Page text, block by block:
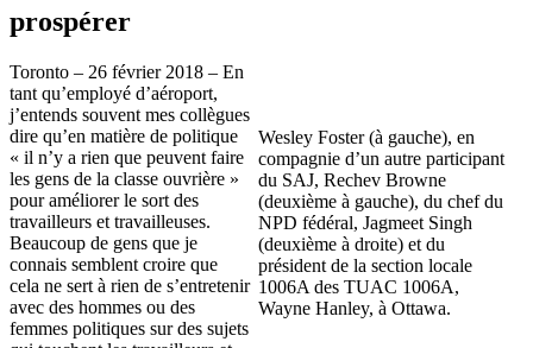
prospérer
Wesley Foster (à gauche), en
compagnie d’un autre participant
du SAJ, Rechev Browne
(deuxième à gauche), du chef du
NPD fédéral, Jagmeet Singh
(deuxième à droite) et du
président de la section locale
1006A des TUAC 1006A,
Wayne Hanley, à Ottawa.
Toronto – 26 février 2018 – En
tant qu’employé d’aéroport,
j’entends souvent mes collègues
dire qu’en matière de politique
« il n’y a rien que peuvent faire
les gens de la classe ouvrière »
pour améliorer le sort des
travailleurs et travailleuses.
Beaucoup de gens que je
connais semblent croire que
cela ne sert à rien de s’entretenir
avec des hommes ou des
femmes politiques sur des sujets